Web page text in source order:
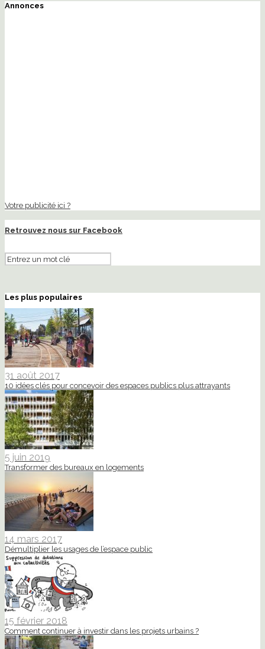
Annonces
Votre publicité ici ?
Retrouvez nous sur Facebook
Les plus populaires
31 août 2017
10 idées clés pour concevoir des espaces publics plus attrayants
5 juin 2019
Transformer des bureaux en logements
14 mars 2017
Démultiplier les usages de l’espace public
15 février 2018
Comment continuer à investir dans les projets urbains ?